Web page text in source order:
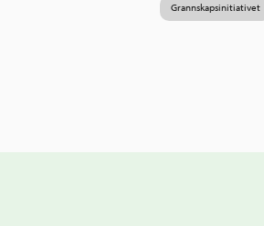
Grannskapsinitiativet